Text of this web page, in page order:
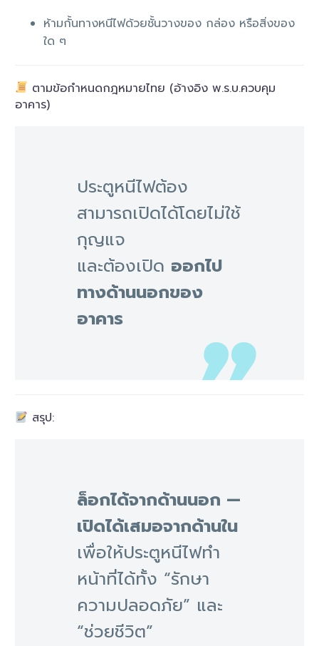
ห้ามกั้นทางหนีไฟด้วยชั้นวางของ กล่อง หรือสิ่งของ
ใด ๆ
ตามข้อกำหนดกฎหมายไทย (อ้างอิง พ.ร.บ.ควบคุม
อาคาร)
ประตูหนีไฟต้อง
สามารถเปิดได้โดยไม่ใช้
กุญแจ
และต้องเปิด ออกไป
ทางด้านนอกของ
อาคาร
สรุป:
ล็อกได้จากด้านนอก —
เปิดได้เสมอจากด้านใน
เพื่อให้ประตูหนีไฟทำ
หน้าที่ได้ทั้ง “รักษา
ความปลอดภัย” และ
“ช่วยชีวิต”